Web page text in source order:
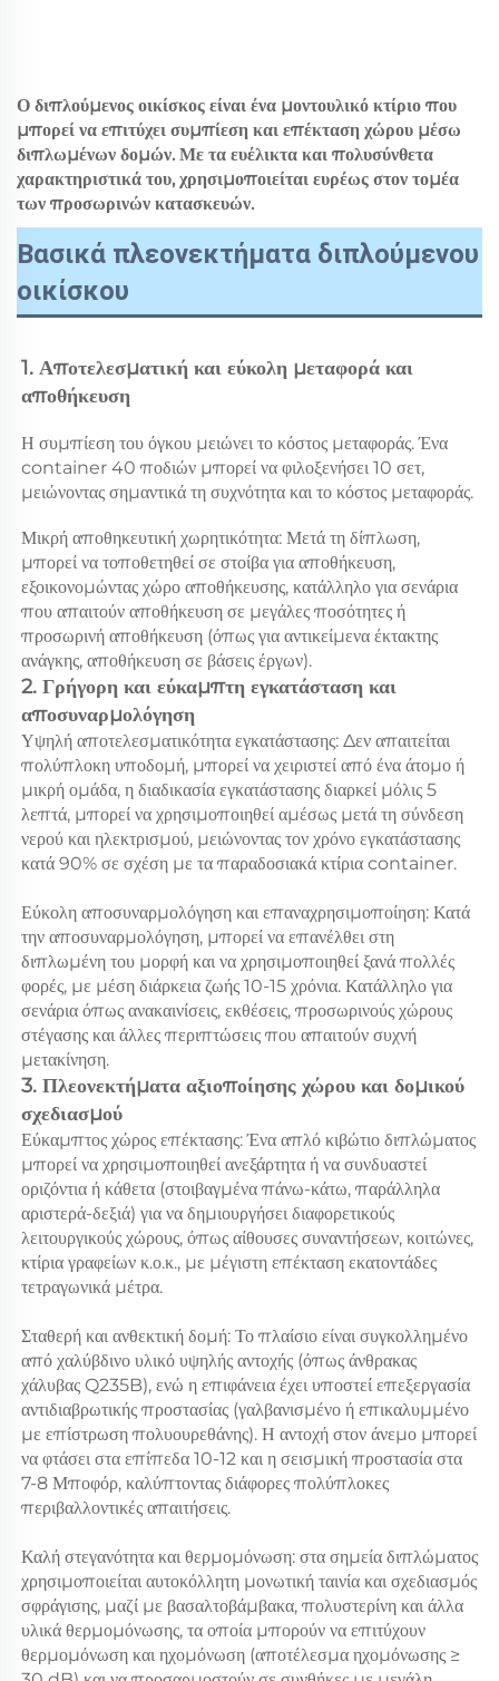
Ο διπλούμενος οικίσκος είναι ένα μοντουλικό κτίριο που
μπορεί να επιτύχει συμπίεση και επέκταση χώρου μέσω
διπλωμένων δομών. Με τα ευέλικτα και πολυσύνθετα
χαρακτηριστικά του, χρησιμοποιείται ευρέως στον τομέα
των προσωρινών κατασκευών.
Βασικά πλεονεκτήματα διπλούμενου
οικίσκου
1. Αποτελεσματική και εύκολη μεταφορά και
αποθήκευση
Η συμπίεση του όγκου μειώνει το κόστος μεταφοράς. Ένα
container 40 ποδιών μπορεί να φιλοξενήσει 10 σετ,
μειώνοντας σημαντικά τη συχνότητα και το κόστος μεταφοράς.
Μικρή αποθηκευτική χωρητικότητα: Μετά τη δίπλωση,
μπορεί να τοποθετηθεί σε στοίβα για αποθήκευση,
εξοικονομώντας χώρο αποθήκευσης, κατάλληλο για σενάρια
που απαιτούν αποθήκευση σε μεγάλες ποσότητες ή
προσωρινή αποθήκευση (όπως για αντικείμενα έκτακτης
ανάγκης, αποθήκευση σε βάσεις έργων).
2. Γρήγορη και εύκαμπτη εγκατάσταση και
αποσυναρμολόγηση
Υψηλή αποτελεσματικότητα εγκατάστασης: Δεν απαιτείται
πολύπλοκη υποδομή, μπορεί να χειριστεί από ένα άτομο ή
μικρή ομάδα, η διαδικασία εγκατάστασης διαρκεί μόλις 5
λεπτά, μπορεί να χρησιμοποιηθεί αμέσως μετά τη σύνδεση
νερού και ηλεκτρισμού, μειώνοντας τον χρόνο εγκατάστασης
κατά 90% σε σχέση με τα παραδοσιακά κτίρια container.
Εύκολη αποσυναρμολόγηση και επαναχρησιμοποίηση: Κατά
την αποσυναρμολόγηση, μπορεί να επανέλθει στη
διπλωμένη του μορφή και να χρησιμοποιηθεί ξανά πολλές
φορές, με μέση διάρκεια ζωής 10-15 χρόνια. Κατάλληλο για
σενάρια όπως ανακαινίσεις, εκθέσεις, προσωρινούς χώρους
στέγασης και άλλες περιπτώσεις που απαιτούν συχνή
μετακίνηση.
3. Πλεονεκτήματα αξιοποίησης χώρου και δομικού
σχεδιασμού
Εύκαμπτος χώρος επέκτασης: Ένα απλό κιβώτιο διπλώματος
μπορεί να χρησιμοποιηθεί ανεξάρτητα ή να συνδυαστεί
οριζόντια ή κάθετα (στοιβαγμένα πάνω-κάτω, παράλληλα
αριστερά-δεξιά) για να δημιουργήσει διαφορετικούς
λειτουργικούς χώρους, όπως αίθουσες συναντήσεων, κοιτώνες,
κτίρια γραφείων κ.ο.κ., με μέγιστη επέκταση εκατοντάδες
τετραγωνικά μέτρα.
Σταθερή και ανθεκτική δομή: Το πλαίσιο είναι συγκολλημένο
από χαλύβδινο υλικό υψηλής αντοχής (όπως άνθρακας
χάλυβας Q235B), ενώ η επιφάνεια έχει υποστεί επεξεργασία
αντιδιαβρωτικής προστασίας (γαλβανισμένο ή επικαλυμμένο
με επίστρωση πολυουρεθάνης). Η αντοχή στον άνεμο μπορεί
να φτάσει στα επίπεδα 10-12 και η σεισμική προστασία στα
7-8 Μποφόρ, καλύπτοντας διάφορες πολύπλοκες
περιβαλλοντικές απαιτήσεις.
Καλή στεγανότητα και θερμομόνωση: στα σημεία διπλώματος
χρησιμοποιείται αυτοκόλλητη μονωτική ταινία και σχεδιασμός
σφράγισης, μαζί με βασαλτοβάμβακα, πολυστερίνη και άλλα
υλικά θερμομόνωσης, τα οποία μπορούν να επιτύχουν
θερμομόνωση και ηχομόνωση (αποτέλεσμα ηχομόνωσης ≥